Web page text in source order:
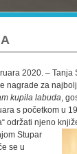
2020. –
nagrade za
kupila labuda,
s početkom u
održati njeno
Stupar
se u